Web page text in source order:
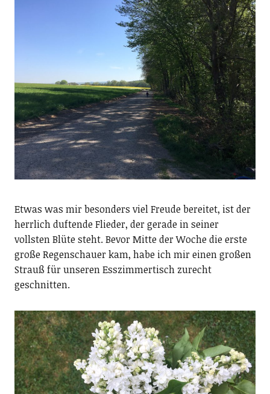
Etwas was mir besonders viel Freude bereitet, ist der
herrlich duftende Flieder, der gerade in seiner
vollsten Blüte steht. Bevor Mitte der Woche die erste
große Regenschauer kam, habe ich mir einen großen
Strauß für unseren Esszimmertisch zurecht
geschnitten.